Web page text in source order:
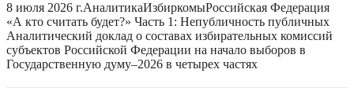
8 июля 2026 г.АналитикаИзбиркомыРоссийская Федерация
«А кто считать будет?» Часть 1: Непубличность публичных
Аналитический доклад о составах избирательных комиссий
субъектов Российской Федерации на начало выборов в
Государственную думу–2026 в четырех частях